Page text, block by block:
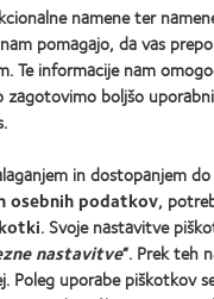
O družbi
Stik z
namene ter
pomagajo, da vas
Te informacije nam
boljšo
in dostopanjem do
osebnih podatkov,
. Svoje nastavitve
nastavitve“. Prek teh
Poleg uporabe piškotkov